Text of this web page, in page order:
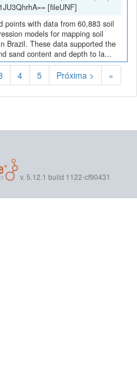
[fileUNF]
points with data from 60,883 soil
models for mapping soil
Brazil. These data supported the
sand content and depth to la...
4 5 Próxima > »
v. 5.12.1 build 1122-cf90431